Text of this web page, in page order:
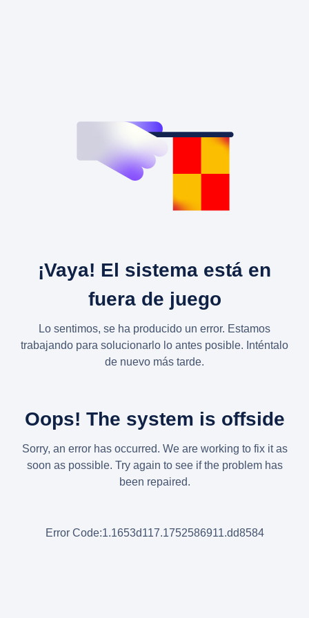
¡Vaya! El sistema está en
fuera de juego
Lo sentimos, se ha producido un error. Estamos
trabajando para solucionarlo lo antes posible. Inténtalo
de nuevo más tarde.
Oops! The system is offside
Sorry, an error has occurred. We are working to fix it as
soon as possible. Try again to see if the problem has
been repaired.
Error Code:1.1653d117.1752586911.dd8584